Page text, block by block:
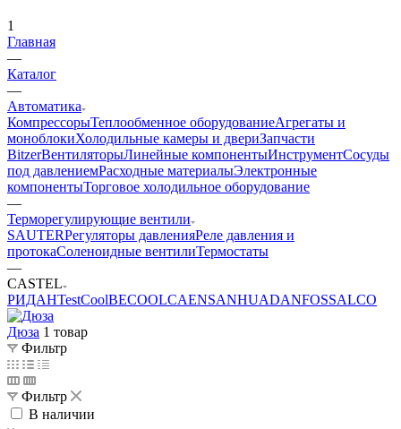
1
Главная
—
Каталог
—
Автоматика
КомпрессорыТеплообменное оборудованиеАгрегаты и
моноблокиХолодильные камеры и двериЗапчасти
BitzerВентиляторыЛинейные компонентыИнструментСосуды
под давлениемРасходные материалыЭлектронные
компонентыТорговое холодильное оборудование
—
Терморегулирующие вентили
SAUTERРегуляторы давленияРеле давления и
протокаСоленоидные вентилиТермостаты
—
CASTEL
РИДАНTestCoolBECOOLCAENSANHUADANFOSSАLCO
Дюза 1 товар
Фильтр
Фильтр
В наличии